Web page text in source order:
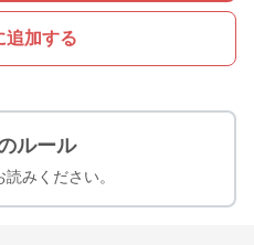
追加する
ルール
みください。